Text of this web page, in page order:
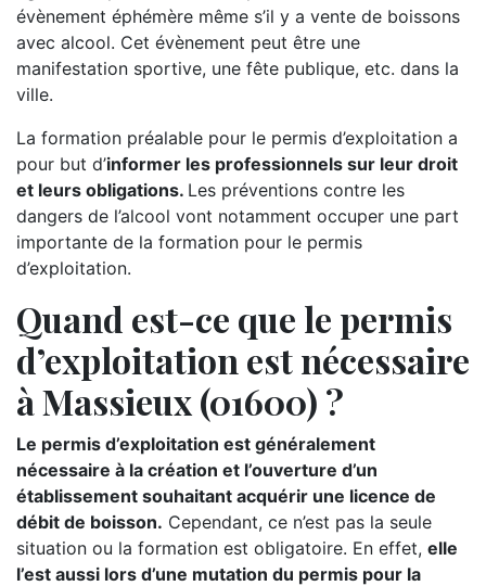
évènement éphémère même s’il y a vente de boissons
avec alcool. Cet évènement peut être une
manifestation sportive, une fête publique, etc. dans la
ville.
La formation préalable pour le permis d’exploitation a
pour but d’informer les professionnels sur leur droit
et leurs obligations. Les préventions contre les
dangers de l’alcool vont notamment occuper une part
importante de la formation pour le permis
d’exploitation.
Quand est-ce que le permis
d’exploitation est nécessaire
à Massieux (01600) ?
Le permis d’exploitation est généralement
nécessaire à la création et l’ouverture d’un
établissement souhaitant acquérir une licence de
débit de boisson. Cependant, ce n’est pas la seule
situation ou la formation est obligatoire. En effet, elle
l’est aussi lors d’une mutation du permis pour la